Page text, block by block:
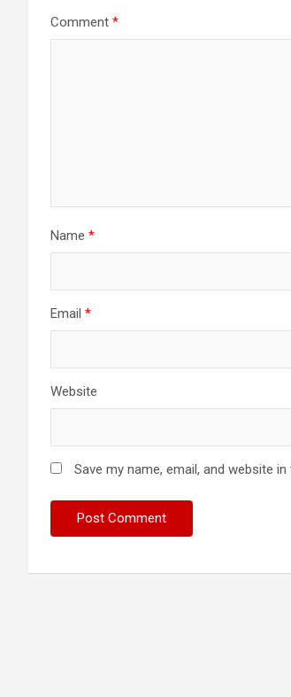
Comment *
Name *
Email *
Website
Save my name, email, and website